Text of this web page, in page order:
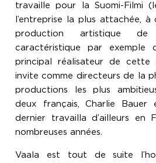
travaille pour la Suomi-Filmi
l’entreprise la plus attachée,
production artistique
caractéristique par
principal réalisateur de cette
invite comme directeurs de la
productions les plus
deux français, Charlie Bauer
dernier travailla d’ailleurs en
nombreuses années.
Vaala est tout de suite